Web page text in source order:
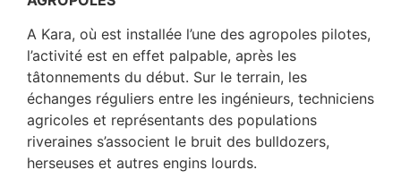
A Kara, où est installée l’une des agropoles pilotes,
l’activité est en effet palpable, après les
tâtonnements du début. Sur le terrain, les
échanges réguliers entre les ingénieurs, techniciens
agricoles et représentants des populations
riveraines s’associent le bruit des bulldozers,
herseuses et autres engins lourds.